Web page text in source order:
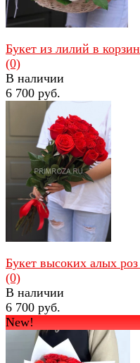
избранное сравнить
Букет из лилий в
(0)
В наличии
6 700 руб.
Букет высоких алых
(0)
В наличии
6 700 руб.
New!